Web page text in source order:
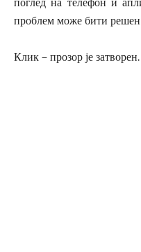
поглед на телефон и
проблем може бити
Клик – прозор је затворен.